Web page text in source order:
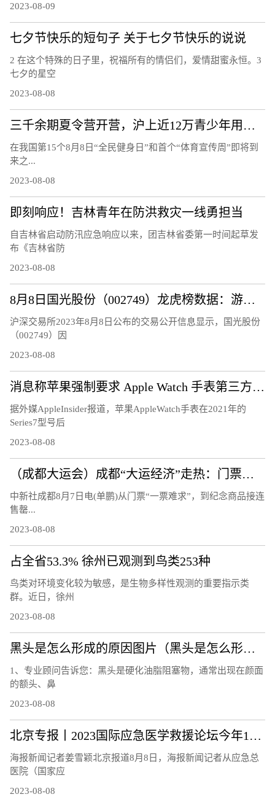
2023-08-09
七夕节快乐的短句子 关于七夕节快乐的说说
2 在这个特殊的日子里，祝福所有的情侣们，爱情甜蜜永恒。3
七夕的星空
2023-08-08
三千余期夏令营开营，沪上近12万青少年用运动欢度暑假
在我国第15个8月8日“全民健身日”和首个“体育宣传周”即将到
来之...
2023-08-08
即刻响应！吉林青年在防洪救灾一线勇担当
自吉林省启动防汛应急响应以来，团吉林省委第一时间起草发
布《吉林省防
2023-08-08
8月8日国光股份（002749）龙虎榜数据：游资量化打板上榜
沪深交易所2023年8月8日公布的交易公开信息显示，国光股份
（002749）因
2023-08-08
消息称苹果强制要求 Apple Watch 手表第三方充电器换用官方快充模块
据外媒AppleInsider报道，苹果AppleWatch手表在2021年的
Series7型号后
2023-08-08
（成都大运会）成都“大运经济”走热：门票周边热销 “溢出效应”显著
中新社成都8月7日电(单鹏)从门票“一票难求”，到纪念商品接连
售罄...
2023-08-08
占全省53.3% 徐州已观测到鸟类253种
鸟类对环境变化较为敏感，是生物多样性观测的重要指示类
群。近日，徐州
2023-08-08
黑头是怎么形成的原因图片（黑头是怎么形成的）
1、专业顾问告诉您：黑头是硬化油脂阻塞物，通常出现在颜面
的额头、鼻
2023-08-08
北京专报丨2023国际应急医学救援论坛今年10月举办
海报新闻记者姜雪颖北京报道8月8日，海报新闻记者从应急总
医院（国家应
2023-08-08